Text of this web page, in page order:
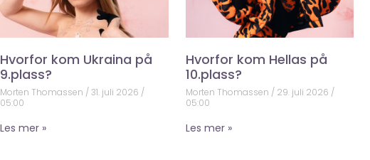
Hvorfor kom Ukraina på
9.plass?
Morten Thomassen
31. juli 2026
05:00
Les mer »
Hvorfor kom Hellas på
10.plass?
Morten Thomassen 29. juli 2026
05:00
Les mer »